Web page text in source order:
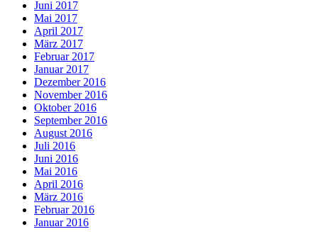
Juni 2017
Mai 2017
April 2017
März 2017
Februar 2017
Januar 2017
Dezember 2016
November 2016
Oktober 2016
September 2016
August 2016
Juli 2016
Juni 2016
Mai 2016
April 2016
März 2016
Februar 2016
Januar 2016